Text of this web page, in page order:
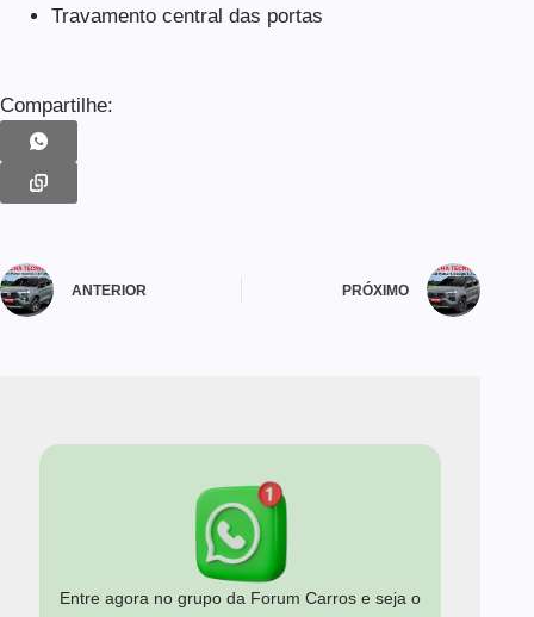
Travamento central das portas
Compartilhe:
ANTERIOR PRÓXIMO
Entre agora no grupo da Forum Carros e seja o